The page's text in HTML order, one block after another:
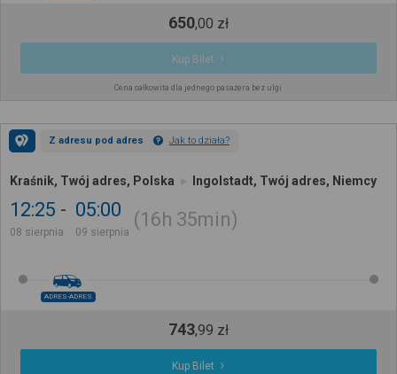
650,00 zł
Kup Bilet
Cena całkowita dla jednego pasażera bez ulgi
Z adresu pod adres Jak to działa?
Kraśnik, Twój adres, Polska Ingolstadt, Twój adres, Niemcy
12:25
08 sierpnia
05:00
09 sierpnia
16h 35min
ADRES-ADRES
743,99 zł
Kup Bilet